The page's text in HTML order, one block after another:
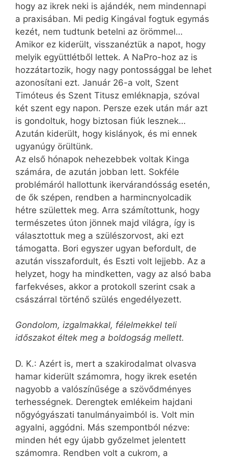
hogy az ikrek neki is ajándék, nem mindennapi
a praxisában. Mi pedig Kingával fogtuk egymás
kezét, nem tudtunk betelni az örömmel…
Amikor ez kiderült, visszanéztük a napot, hogy
melyik együttlétből lettek. A NaPro-hoz az is
hozzátartozik, hogy nagy pontossággal be lehet
azonosítani ezt. Január 26-a volt, Szent
Timóteus és Szent Titusz emléknapja, szóval
két szent egy napon. Persze ezek után már azt
is gondoltuk, hogy biztosan fiúk lesznek…
Azután kiderült, hogy kislá­nyok, és mi ennek
ugyanúgy örültünk.
Az első hónapok nehezebbek voltak Kinga
számára, de azután jobban lett. Sokféle
problémáról hallottunk ikervárandósság esetén,
de ők szépen, rendben a harmincnyolcadik
hétre születtek meg. Arra számítottunk, hogy
természetes úton jönnek majd világra, így is
választottuk meg a szülészorvost, aki ezt
támogatta. Bori egyszer ugyan befordult, de
azután visszafordult, és Eszti volt lejjebb. Az a
helyzet, hogy ha mindketten, vagy az alsó baba
farfekvéses, akkor a protokoll szerint csak a
császárral történő szülés engedélyezett.
Gondolom, izgalmakkal, félelmekkel teli
időszakot éltek meg a boldogság mellett.
D. K.: Azért is, mert a szakirodalmat olvasva
hamar kiderült számomra, hogy ikrek esetén
nagyobb a valószínűsége a szövődményes
terhességnek. Derengtek emlékeim hajdani
nőgyógyászati tanulmányaimból is. Volt min
agyalni, aggódni. Más szempontból nézve:
minden hét egy újabb győzelmet jelentett
számomra. Rendben volt a cukrom, a